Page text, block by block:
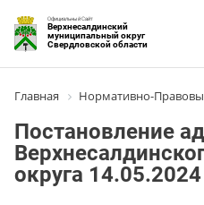
Официальный Сайт
Верхнесалдинский
муниципальный округ
Свердловской области
Главная Нормативно-
Постановление
округа